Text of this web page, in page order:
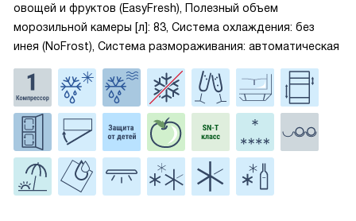
овощей и фруктов (EasyFresh), Полезный объем
морозильной камеры [л]: 83, Система охлаждения: без
инея (NoFrost), Система размораживания: автоматическая